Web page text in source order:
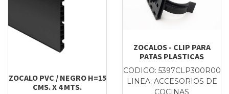
ZOCALO PVC / NEGRO H=15
CMS. X 4 MTS.
ZOCALOS - CLIP PARA
PATAS PLASTICAS
CODIGO: 5397CLP300R00
LINEA: ACCESORIOS DE
COCINAS